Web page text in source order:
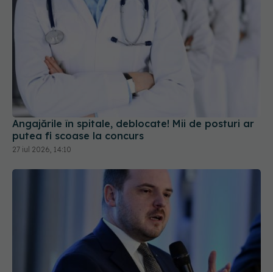
Angajările în spitale, deblocate! Mii de posturi ar
putea fi scoase la concurs
27 iul 2026, 14:10